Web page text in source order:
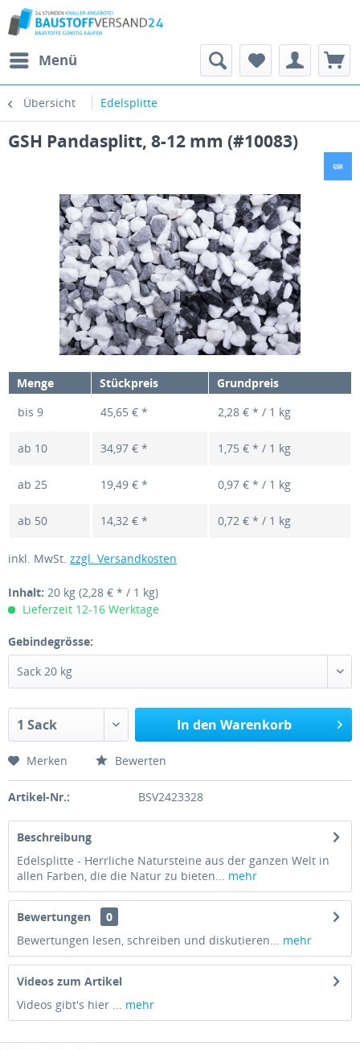
Menü
Übersicht Edelsplitte
GSH Pandasplitt, 8-12 mm (#10083)
Menge Stückpreis
Grundpreis
bis 9 45,65 € * 2,28 € * / 1 kg
ab 10 34,97 € * 1,75 € * / 1 kg
ab 25 19,49 € * 0,97 € * / 1 kg
ab 50 14,32 € * 0,72 € * / 1 kg
inkl. MwSt. zzgl. Versandkosten
Inhalt: 20 kg (2,28 € * / 1 kg)
Lieferzeit 12-16 Werktage
Gebindegrösse:
In den Warenkorb
Merken Bewerten
Artikel-Nr.: BSV2423328
Beschreibung
Edelsplitte - Herrliche Natursteine aus der ganzen Welt in
allen Farben, die die Natur zu bieten... mehr
Bewertungen
0
Bewertungen lesen, schreiben und diskutieren... mehr
Videos zum Artikel
Videos gibt's hier ... mehr